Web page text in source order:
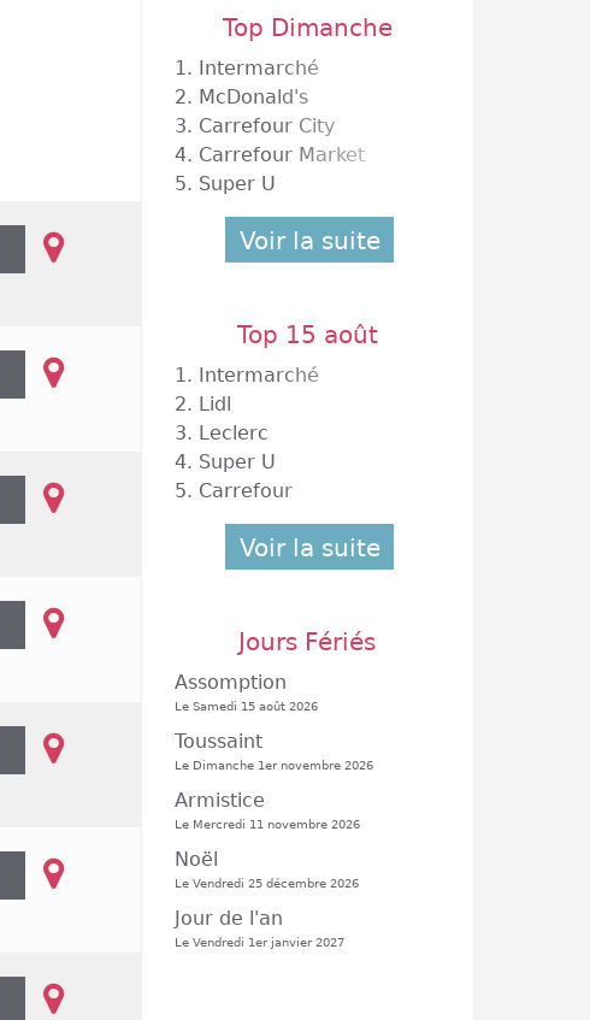
Top Dimanche
1. Intermarché
2. McDonald's
3. Carrefour City
4. Carrefour Market
5. Super U
Voir la suite
Top 15 août
1. Intermarché
2. Lidl
3. Leclerc
4. Super U
5. Carrefour
Voir la suite
Jours Fériés
Assomption
Le Samedi 15 août 2026
Toussaint
Le Dimanche 1er novembre 2026
Armistice
Le Mercredi 11 novembre 2026
Noël
Le Vendredi 25 décembre 2026
Jour de l'an
Le Vendredi 1er janvier 2027